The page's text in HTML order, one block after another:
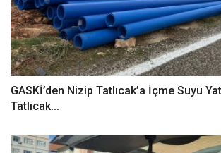
GASKİ’den Nizip Tatlıcak’a İçme Suyu
Tatlıcak...